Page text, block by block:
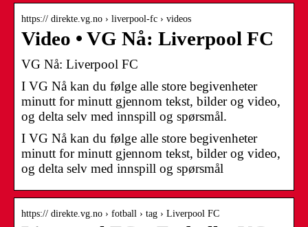
https:// direkte.vg.no › liverpool-fc › videos
Video • VG Nå: Liverpool FC
VG Nå: Liverpool FC
I VG Nå kan du følge alle store begivenheter
minutt for minutt gjennom tekst, bilder og video,
og delta selv med innspill og spørsmål.
I VG Nå kan du følge alle store begivenheter
minutt for minutt gjennom tekst, bilder og video,
og delta selv med innspill og spørsmål
https:// direkte.vg.no › fotball › tag › Liverpool FC